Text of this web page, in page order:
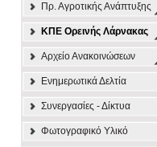
Πρ. Αγροτικής Ανάπτυξης
ΚΠΕ Ορεινής Λάρνακας
Αρχείο Ανακοινώσεων
Ενημερωτικά Δελτία
Συνεργασίες - Δίκτυα
Φωτογραφικό Υλικό